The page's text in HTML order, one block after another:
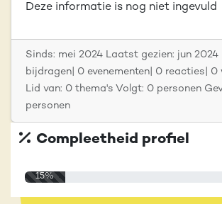
Deze informatie is nog niet ingevuld
Sinds: mei 2024 Laatst gezien: jun 2024
bijdragen| 0 evenementen| 0 reacties| 0
Lid van: 0 thema's Volgt: 0 personen
personen
Compleetheid profiel
15%